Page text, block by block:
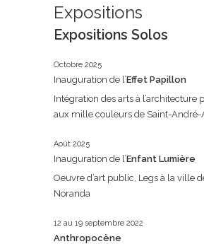
Expositions
Expositions Solos
Octobre 2025
Inauguration de l’Effet Papillon
Intégration des arts à l’architecture
aux mille couleurs de Saint-André-
Août 2025
Inauguration de l’Enfant Lumière
Oeuvre d’art public, Legs à la ville
Noranda
12 au 19 septembre 2022
Anthropocène